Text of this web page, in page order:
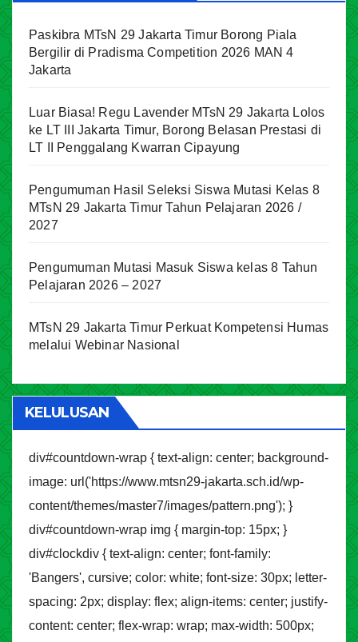
Paskibra MTsN 29 Jakarta Timur Borong Piala
Bergilir di Pradisma Competition 2026 MAN 4
Jakarta
Luar Biasa! Regu Lavender MTsN 29 Jakarta Lolos
ke LT III Jakarta Timur, Borong Belasan Prestasi di
LT II Penggalang Kwarran Cipayung
Pengumuman Hasil Seleksi Siswa Mutasi Kelas 8
MTsN 29 Jakarta Timur Tahun Pelajaran 2026 /
2027
Pengumuman Mutasi Masuk Siswa kelas 8 Tahun
Pelajaran 2026 – 2027
MTsN 29 Jakarta Timur Perkuat Kompetensi Humas
melalui Webinar Nasional
KELULUSAN
div#countdown-wrap { text-align: center; background-
image: url('https://www.mtsn29-jakarta.sch.id/wp-
content/themes/master7/images/pattern.png'); }
div#countdown-wrap img { margin-top: 15px; }
div#clockdiv { text-align: center; font-family:
'Bangers', cursive; color: white; font-size: 30px; letter-
spacing: 2px; display: flex; align-items: center; justify-
content: center; flex-wrap: wrap; max-width: 500px;